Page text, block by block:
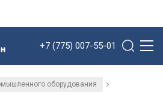
+7 (775) 007-55-01
оборудования /